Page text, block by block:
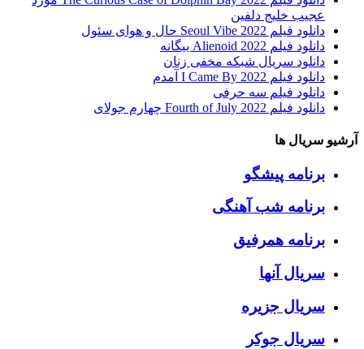
عجیب خلیج دلفین
دانلود فیلم Seoul Vibe 2022 حال و هوای سئول
دانلود فیلم Alienoid 2022 بیگانه
دانلود سریال شبکه مخفی زنان
دانلود فیلم I Came By 2022 آمدم
دانلود فیلم سه حرفی
دانلود فیلم Fourth of July 2022 چهارم جولای
آرشیو سریال ها
برنامه پیشگو
برنامه شب آهنگی
برنامه همرفیق
سریال آنها
سریال جزیره
سریال جوکر